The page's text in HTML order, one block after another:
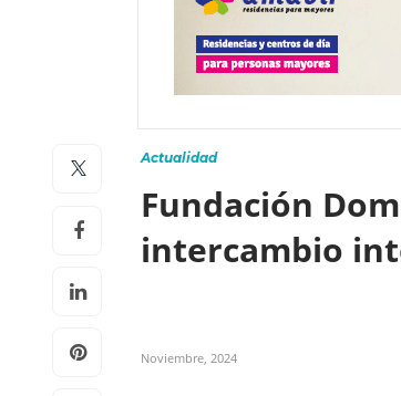
Actualidad
Fundación
intercambio
Noviembre, 2024